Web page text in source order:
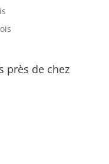
près de chez